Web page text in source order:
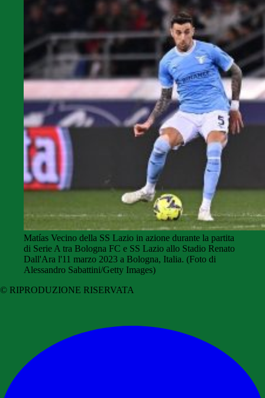
Matías Vecino della SS Lazio in azione durante la partita
di Serie A tra Bologna FC e SS Lazio allo Stadio Renato
Dall'Ara l'11 marzo 2023 a Bologna, Italia. (Foto di
Alessandro Sabattini/Getty Images)
© RIPRODUZIONE RISERVATA